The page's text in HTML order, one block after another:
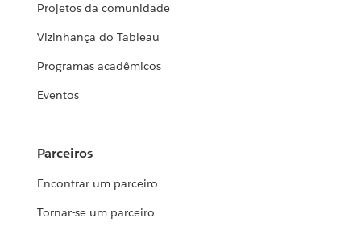
Projetos da comunidade
Vizinhança do Tableau
Programas acadêmicos
Eventos
Parceiros
Encontrar um parceiro
Tornar-se um parceiro